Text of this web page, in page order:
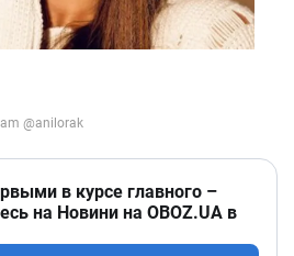
в курсе главного –
на Новини на OBOZ.UA в